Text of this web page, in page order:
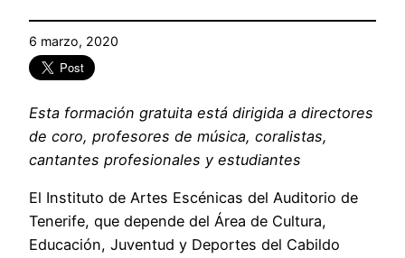
6 marzo, 2020
Esta formación gratuita está dirigida a directores
de coro, profesores de música, coralistas,
cantantes profesionales y estudiantes
El Instituto de Artes Escénicas del Auditorio de
Tenerife, que depende del Área de Cultura,
Educación, Juventud y Deportes del Cabildo